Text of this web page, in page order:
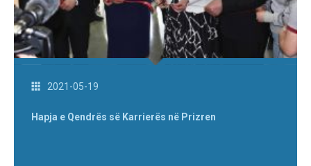
2021-05-19
Hapja e Qendrës së Karrierës në Prizren